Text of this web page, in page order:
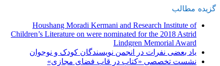
گزیده مطالب
Houshang Moradi Kermani and Research Institute of
Children’s Literature on were nominated for the 2018 Astrid
Lindgren Memorial Award
یاد بعضی نفرات در انجمن نویسندگان کودک و نوجوان
نشست تخصصی «کتاب در قاب فضای مجازی»